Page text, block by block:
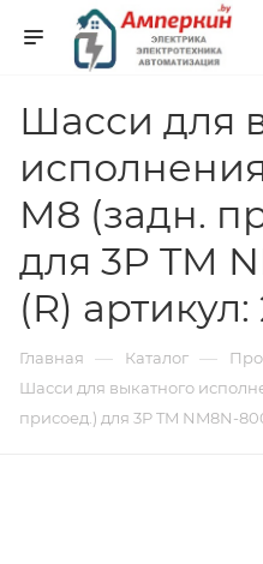
Шасси для
M8 (задн.
для 3P TM
(R) артикул:
Главная — Каталог —
Шасси для выкатного
присоед.) для 3P TM NM8N-